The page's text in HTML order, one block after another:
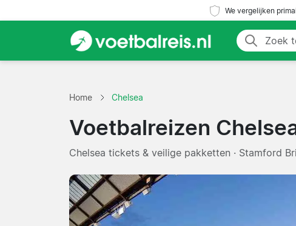
We vergelijken
Home Chelsea
Voetbalreizen
Chelsea tickets & veilige pakketten · Stamford